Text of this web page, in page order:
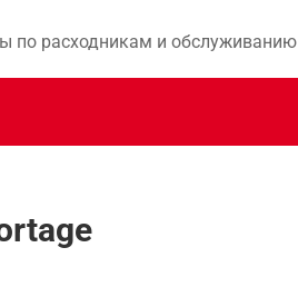
по расходникам и обслуживанию